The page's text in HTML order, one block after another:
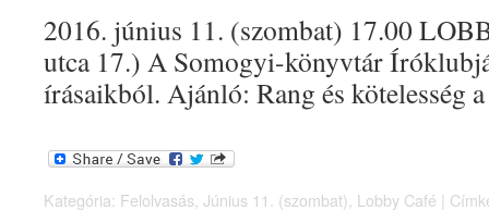
2016. június 11. (szombat) 17.00
utca 17.) A Somogyi-könyvtár
írásaikból. Ajánló: Rang és kötelesség
Kategória: Felolvasás Június 11. (szombat) Lobby Café |